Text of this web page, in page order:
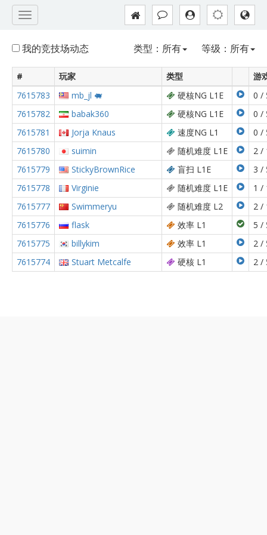
我的竞技场动态 等级：所有
类型：所有
# 玩家 类型
游
7615783
mb_jl 🐖 硬核NG L1E
0 /
7615782
babak360 硬核NG L1E
0 /
7615781
Jorja Knaus 速度NG L1
0 /
7615780
suimin 随机难度 L1E
2 /
7615779
StickyBrownRice 盲扫 L1E
3 /
7615778
Virginie 随机难度 L1E
1 /
7615777
Swimmeryu 随机难度 L2
2 /
7615776
flask 效率 L1
5 /
7615775
billykim 效率 L1
2 /
7615774
Stuart Metcalfe 硬核 L1 2 /